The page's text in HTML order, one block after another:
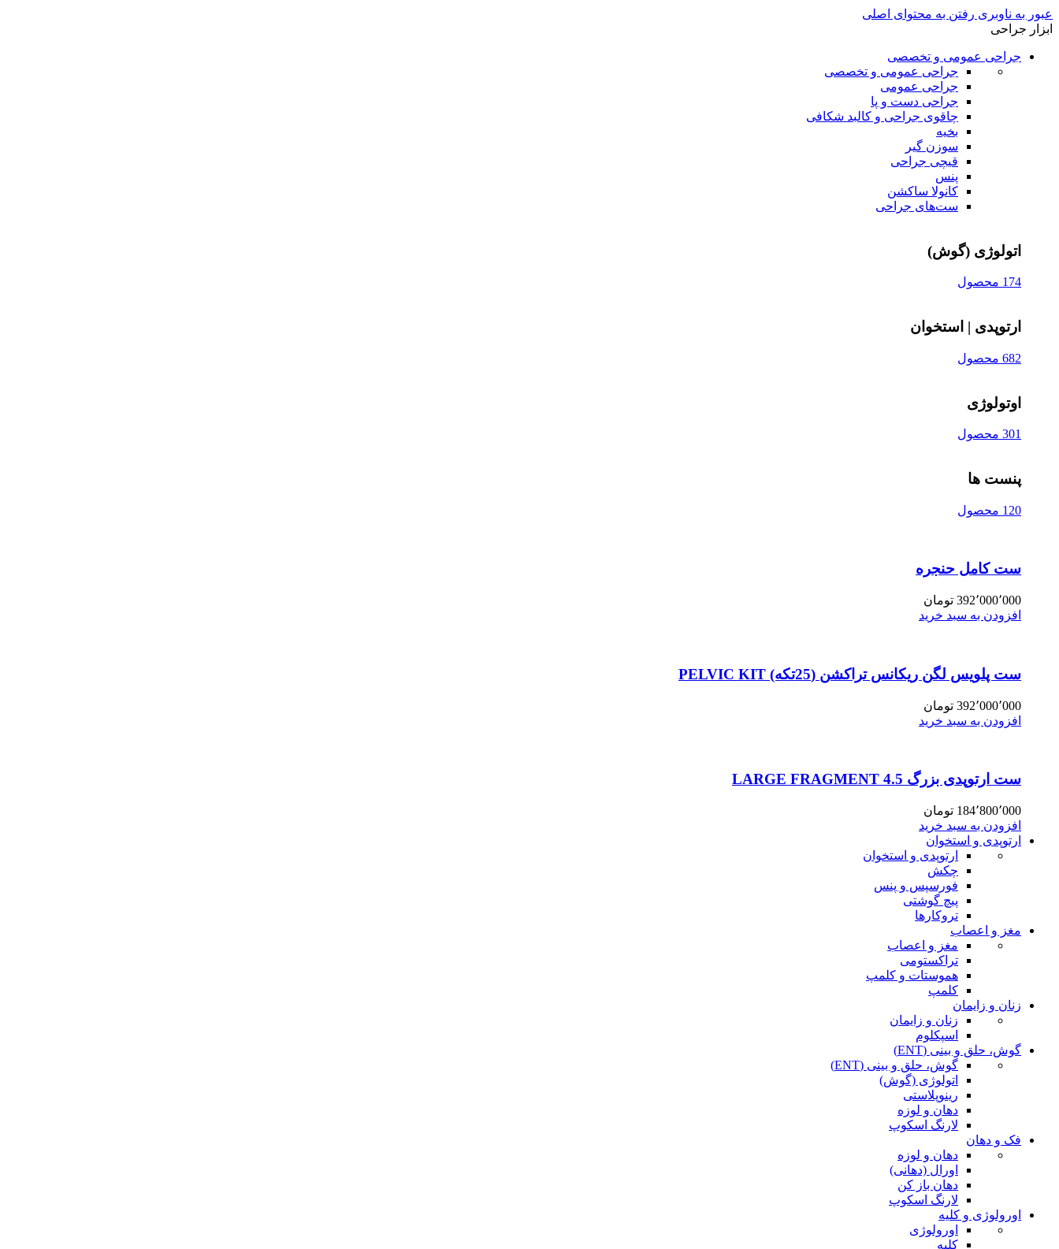
عبور به ناوبری رفتن به محتوای اصلی
ابزار جراحی
جراحی عمومی و تخصصی
جراحی عمومی و تخصصی
جراحی عمومی
جراحی دست و پا
چاقوی جراحی و کالبد شکافی
بخیه
سوزن‌ گیر
قیچی‌ جراحی
پنس
کانولا ساکشن
ست‌های جراحی
اتولوژی (گوش)
174 محصول
ارتوپدی | استخوان
682 محصول
اوتولوژی
301 محصول
پنست ها
120 محصول
ست کامل حنجره
392٬000٬000 تومان
افزودن به سبد خرید
ست پلویس لگن ریکانس تراکشن (25تکه) PELVIC KIT
392٬000٬000 تومان
افزودن به سبد خرید
ست ارتوپدی بزرگ 4.5 LARGE FRAGMENT
184٬800٬000 تومان
افزودن به سبد خرید
ارتوپدی و استخوان
ارتوپدی و استخوان
چکش
فورسپس و پنس
پیچ گوشتی
تروکارها
مغز و اعصاب
مغز و اعصاب
تراکستومی
هموستات و کلمپ
کلمپ
زنان و زایمان
زنان و زایمان
اسپکلوم
گوش، حلق و بینی (ENT)
گوش، حلق و بینی (ENT)
اتولوژی (گوش)
رینوپلاستی
دهان و لوزه
لارنگ اسکوپ
فک و دهان
دهان و لوزه
اورال (دهانی)
دهان باز کن
لارنگ اسکوپ
اورولوژی و کلیه
اورولوژی
کلیه